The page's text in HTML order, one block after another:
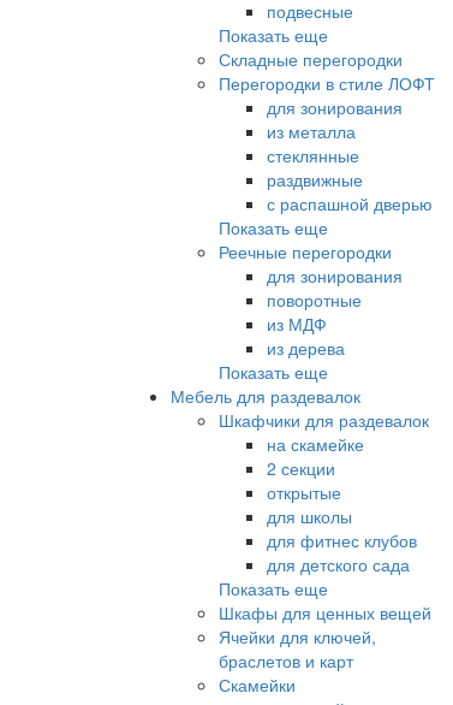
подвесные
Показать еще
Складные перегородки
Перегородки в стиле ЛОФТ
для зонирования
из металла
стеклянные
раздвижные
с распашной дверью
Показать еще
Реечные перегородки
для зонирования
поворотные
из МДФ
из дерева
Показать еще
Мебель для раздевалок
Шкафчики для раздевалок
на скамейке
2 секции
открытые
для школы
для фитнес клубов
для детского сада
Показать еще
Шкафы для ценных вещей
Ячейки для ключей,
браслетов и карт
Скамейки